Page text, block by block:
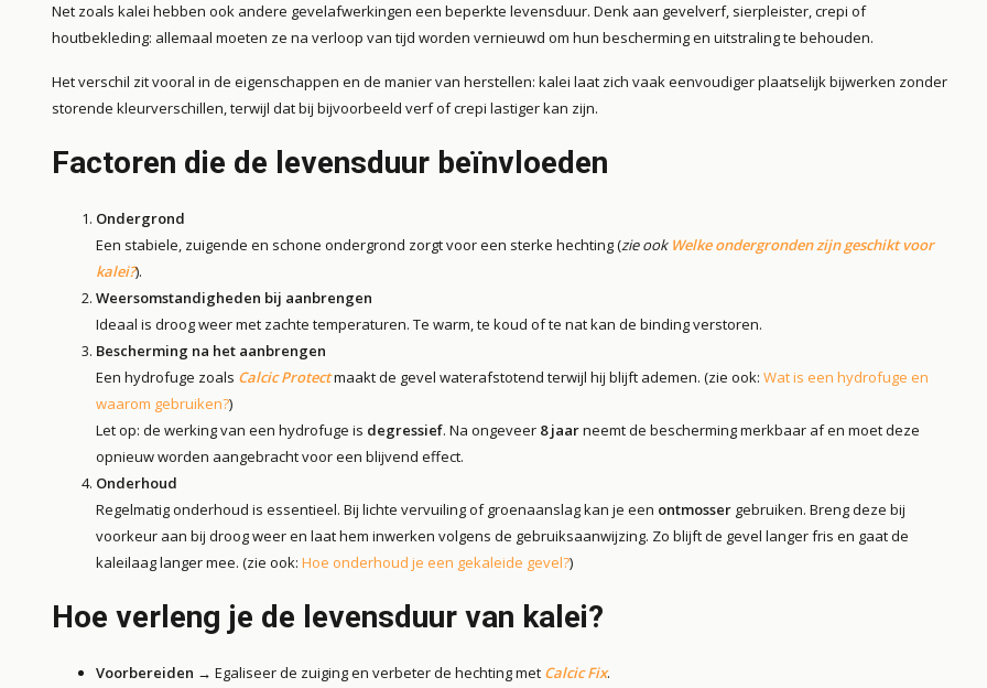
Net zoals kalei hebben ook andere gevelafwerkingen een beperkte levensduur. Denk aan gevelverf, sierpleister, crepi of
houtbekleding: allemaal moeten ze na verloop van tijd worden vernieuwd om hun bescherming en uitstraling te behouden.
Het verschil zit vooral in de eigenschappen en de manier van herstellen: kalei laat zich vaak eenvoudiger plaatselijk bijwerken zonder
storende kleurverschillen, terwijl dat bij bijvoorbeeld verf of crepi lastiger kan zijn.
Factoren die de levensduur beïnvloeden
Ondergrond
Een stabiele, zuigende en schone ondergrond zorgt voor een sterke hechting (zie ook Welke ondergronden zijn geschikt voor
kalei?).
Weersomstandigheden bij aanbrengen
Ideaal is droog weer met zachte temperaturen. Te warm, te koud of te nat kan de binding verstoren.
Bescherming na het aanbrengen
Een hydrofuge zoals Calcic Protectmaakt de gevel waterafstotend terwijl hij blijft ademen. (zie ook: Wat is een hydrofuge en
waarom gebruiken?)
Let op: de werking van een hydrofuge is degressief. Na ongeveer 8 jaarneemt de bescherming merkbaar af en moet deze
opnieuw worden aangebracht voor een blijvend effect.
Onderhoud
Regelmatig onderhoud is essentieel. Bij lichte vervuiling of groenaanslag kan je een ontmosser gebruiken. Breng deze bij
voorkeur aan bij droog weer en laat hem inwerken volgens de gebruiksaanwijzing. Zo blijft de gevel langer fris en gaat de
kaleilaag langer mee. (zie ook: Hoe onderhoud je een gekaleide gevel?)
Hoe verleng je de levensduur van kalei?
Voorbereiden → Egaliseer de zuiging en verbeter de hechting met Calcic Fix.